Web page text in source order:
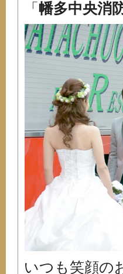
「 幡多中央消
いつも笑顔の